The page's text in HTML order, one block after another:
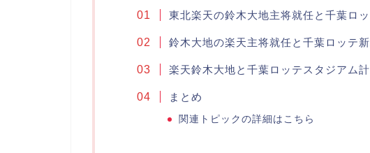
東北楽天の鈴木大地主将就任と千葉ロ
鈴木大地の楽天主将就任と千葉ロッテ
楽天鈴木大地と千葉ロッテスタジアム
まとめ
関連トピックの詳細はこちら